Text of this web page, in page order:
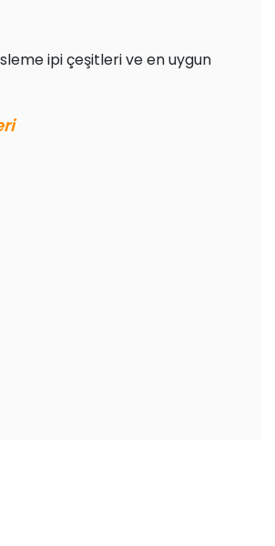
ipi çeşitleri ve en uygun